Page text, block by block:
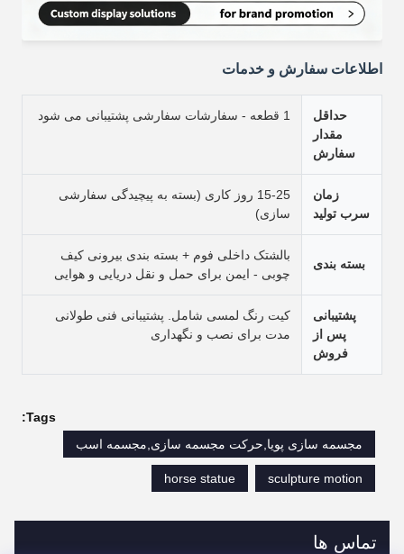
اطلاعات سفارش و خدمات
حداقل
مقدار
سفارش
1 قطعه - سفارشات سفارشی پشتیبانی می شود
زمان
سرب تولید
15-25 روز کاری (بسته به پیچیدگی سفارشی
سازی)
بسته بندی
بالشتک داخلی فوم + بسته بندی بیرونی کیف
چوبی - ایمن برای حمل و نقل دریایی و هوایی
پشتیبانی
پس از
فروش
کیت رنگ لمسی شامل. پشتیبانی فنی طولانی
مدت برای نصب و نگهداری
Tags:
مجسمه سازی پویا,حرکت مجسمه سازی,مجسمه اسب
sculpture motion
horse statue
تماس ها